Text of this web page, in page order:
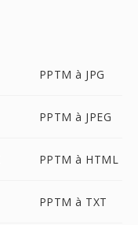
PPTM à JPG
PPTM à JPEG
PPTM à HTML
PPTM à TXT